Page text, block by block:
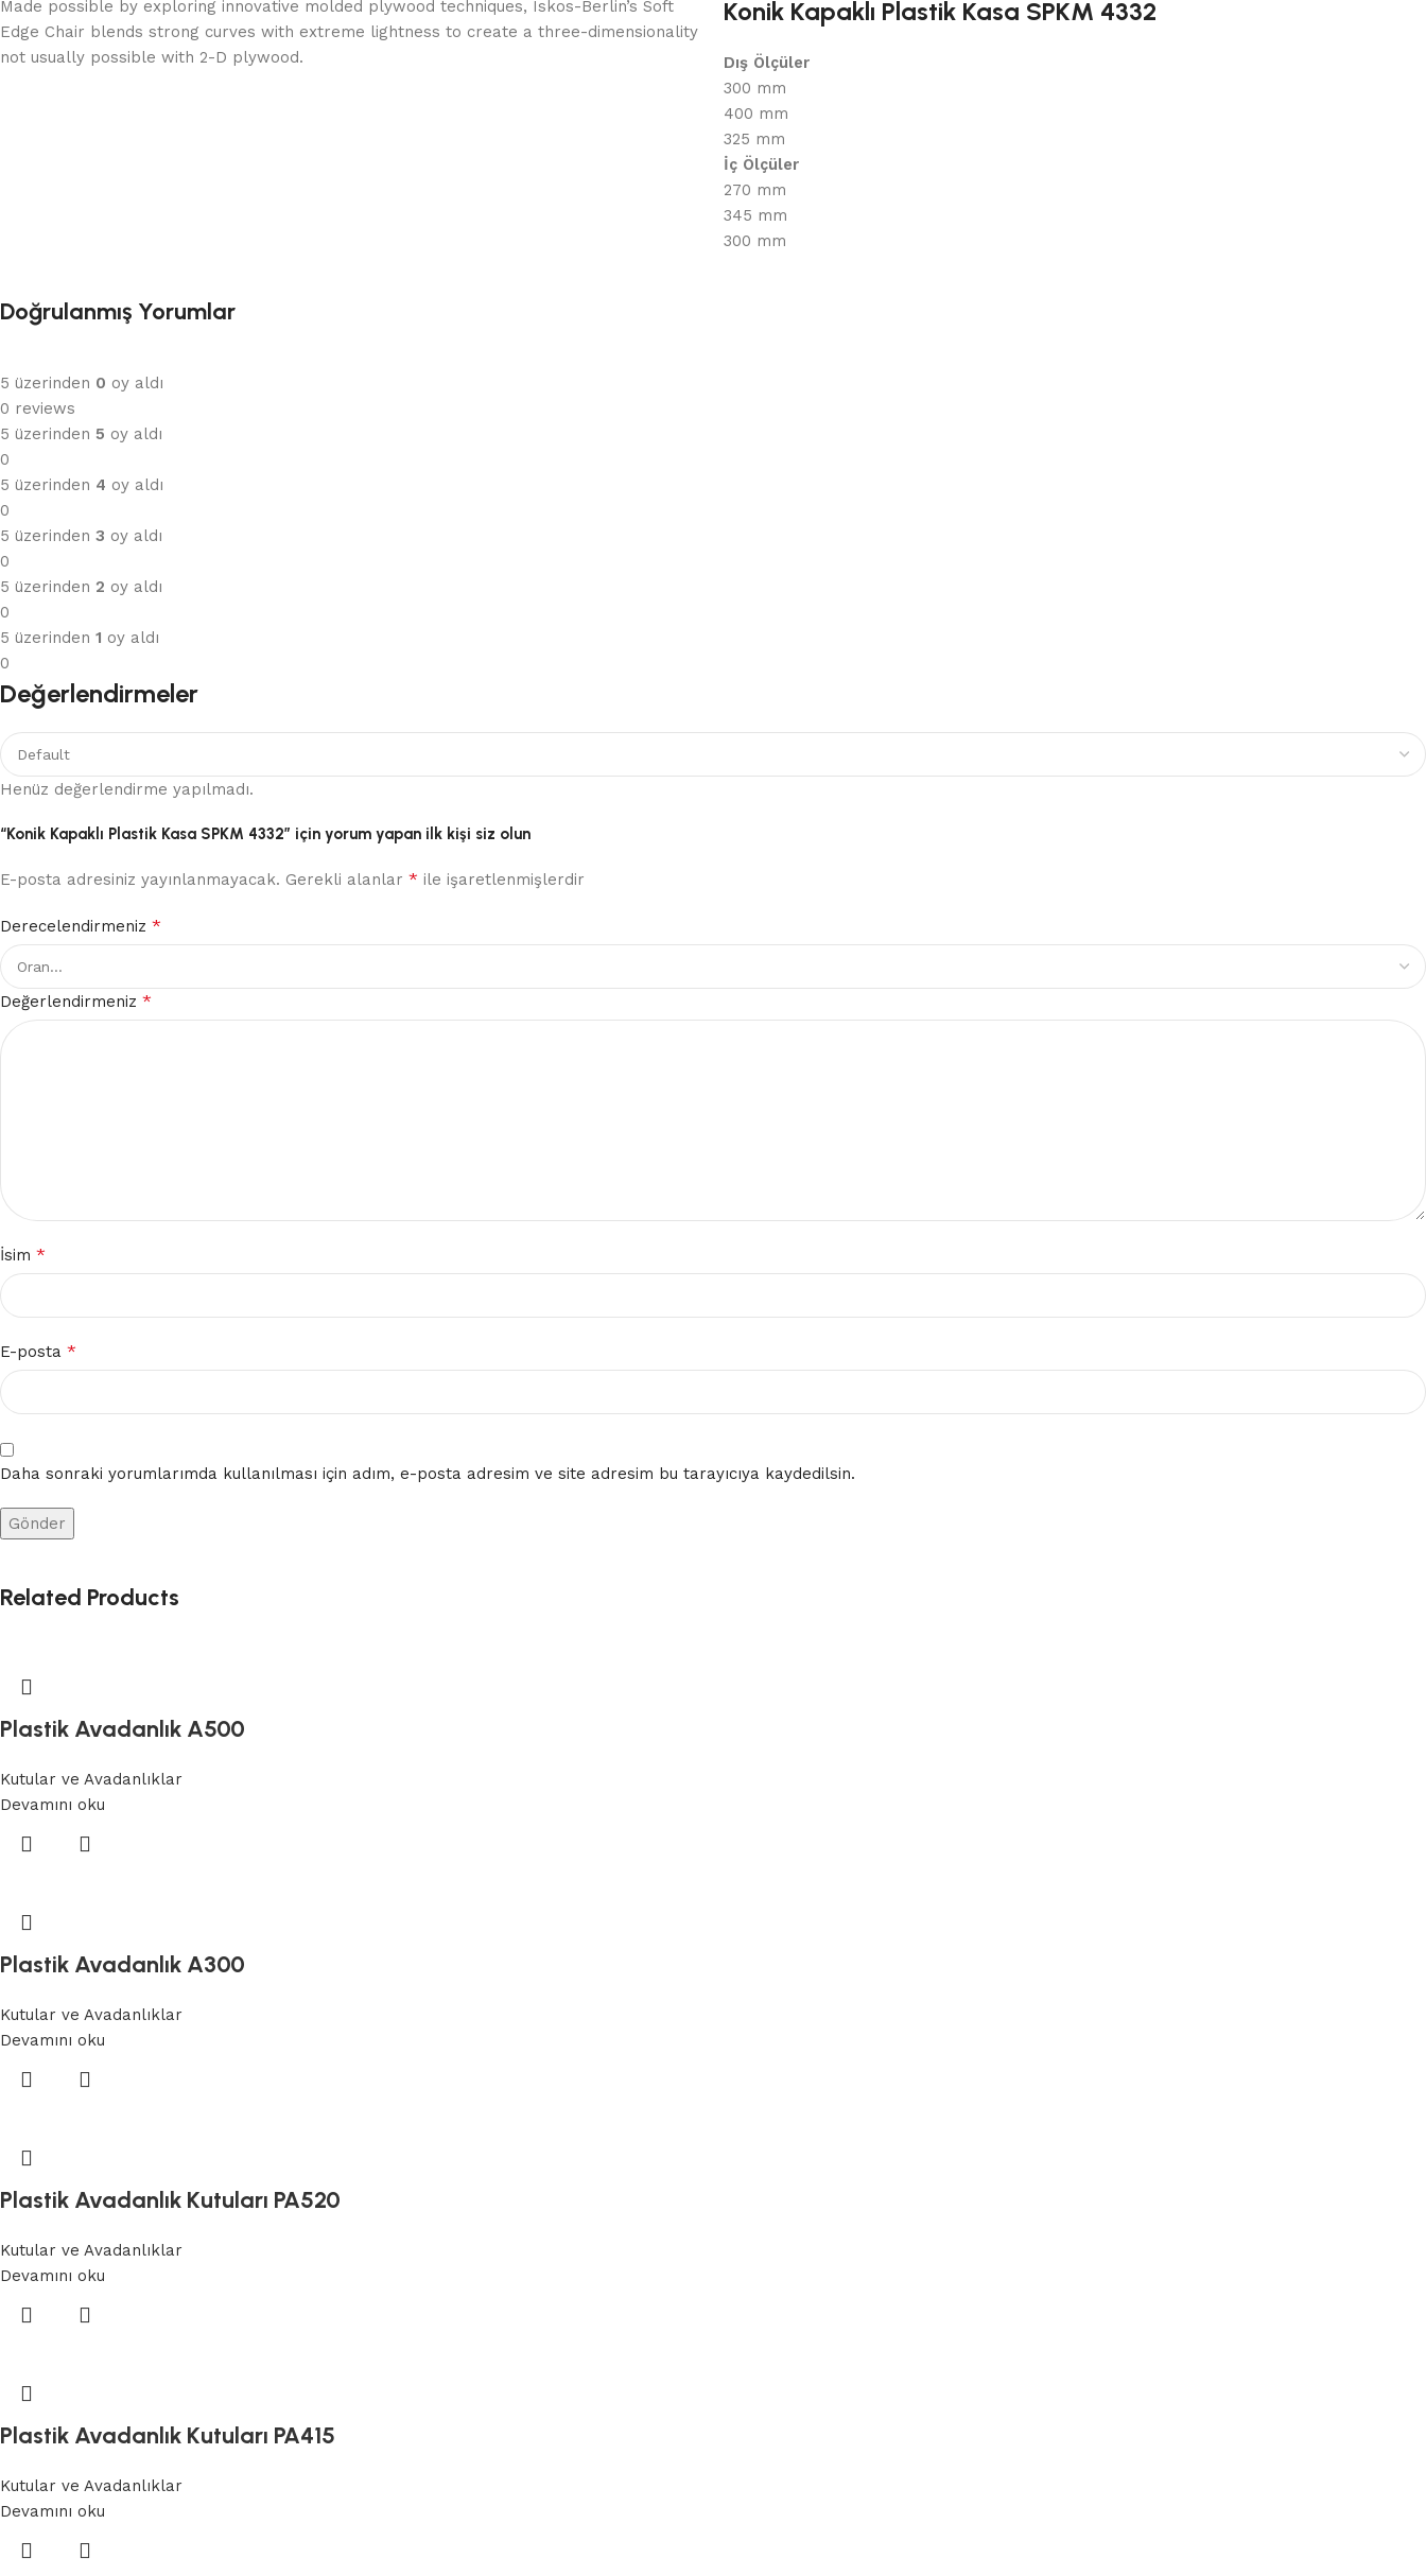
Made possible by exploring innovative molded plywood techniques, Iskos-Berlin’s Soft
Edge Chair blends strong curves with extreme lightness to create a three-dimensionality
not usually possible with 2-D plywood.
Konik Kapaklı Plastik Kasa SPKM 4332
Dış Ölçüler
300 mm
400 mm
325 mm
İç Ölçüler
270 mm
345 mm
300 mm
Doğrulanmış Yorumlar
5 üzerinden 0 oy aldı
0 reviews
5 üzerinden 5 oy aldı
0
5 üzerinden 4 oy aldı
0
5 üzerinden 3 oy aldı
0
5 üzerinden 2 oy aldı
0
5 üzerinden 1 oy aldı
0
Değerlendirmeler
Henüz değerlendirme yapılmadı.
“Konik Kapaklı Plastik Kasa SPKM 4332” için yorum yapan ilk kişi siz olun
E-posta adresiniz yayınlanmayacak. Gerekli alanlar * ile işaretlenmişlerdir
Derecelendirmeniz *
Değerlendirmeniz *
İsim *
E-posta *
Daha sonraki yorumlarımda kullanılması için adım, e-posta adresim ve site adresim bu tarayıcıya kaydedilsin.
Related Products
Plastik Avadanlık A500
Kutular ve Avadanlıklar
Devamını oku
Plastik Avadanlık A300
Kutular ve Avadanlıklar
Devamını oku
Plastik Avadanlık Kutuları PA520
Kutular ve Avadanlıklar
Devamını oku
Plastik Avadanlık Kutuları PA415
Kutular ve Avadanlıklar
Devamını oku